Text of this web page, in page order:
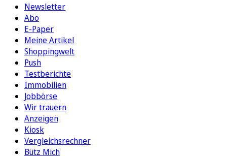
Newsletter
Abo
E-Paper
Meine Artikel
Shoppingwelt
Push
Testberichte
Immobilien
Jobbörse
Wir trauern
Anzeigen
Kiosk
Vergleichsrechner
Bütz Mich